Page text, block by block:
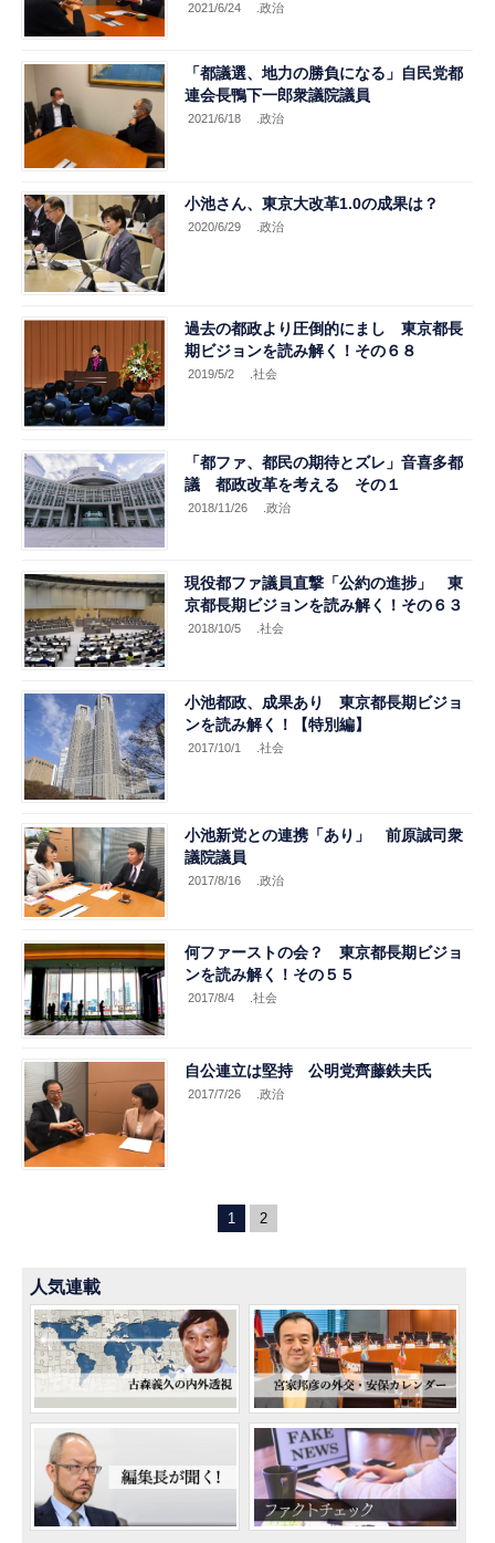
2021/6/24 .政治
「都議選、地力の勝負になる」自民党都
連会長鴨下一郎衆議院議員
2021/6/18 .政治
小池さん、東京大改革1.0の成果は？
2020/6/29 .政治
過去の都政より圧倒的にまし 東京都長
期ビジョンを読み解く！その６８
2019/5/2 .社会
「都ファ、都民の期待とズレ」音喜多都
議 都政改革を考える その１
2018/11/26 .政治
現役都ファ議員直撃「公約の進捗」 東
京都長期ビジョンを読み解く！その６３
2018/10/5 .社会
小池都政、成果あり 東京都長期ビジョ
ンを読み解く！【特別編】
2017/10/1 .社会
小池新党との連携「あり」 前原誠司衆
議院議員
2017/8/16 .政治
何ファーストの会？ 東京都長期ビジョ
ンを読み解く！その５５
2017/8/4 .社会
自公連立は堅持 公明党齊藤鉄夫氏
2017/7/26 .政治
1 2
人気連載